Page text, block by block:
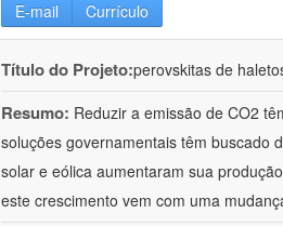
E-mail Currículo
Título do Projeto:perovskitas de
Resumo: Reduzir a emissão de CO2
soluções governamentais têm buscado
solar e eólica aumentaram sua
este crescimento vem com uma